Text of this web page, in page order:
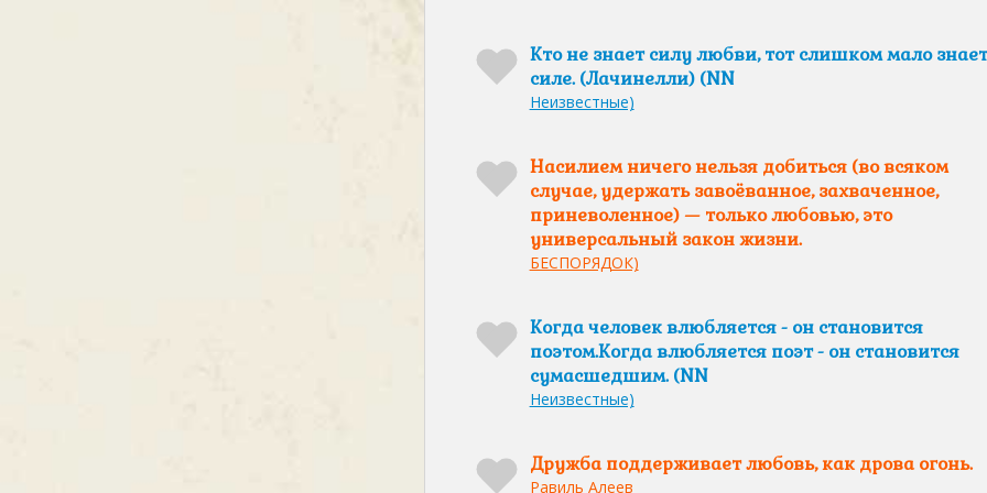
Кто не знает силу любви, тот слишком мало
силе. (Лачинелли) (NN
Неизвестные)
Насилием ничего нельзя добиться (во всяком
случае, удержать завоёванное, захваченное,
приневоленное) — только любовью, это
универсальный закон жизни.
БЕСПОРЯДОК)
Когда человек влюбляется - он становится
поэтом.Когда влюбляется поэт - он становится
сумасшедшим. (NN
Неизвестные)
Дружба поддерживает любовь, как дрова огонь.
Равиль Алеев